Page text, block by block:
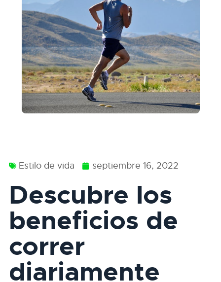
Estilo de vida septiembre 16, 2022
Descubre los
beneficios de
correr
diariamente